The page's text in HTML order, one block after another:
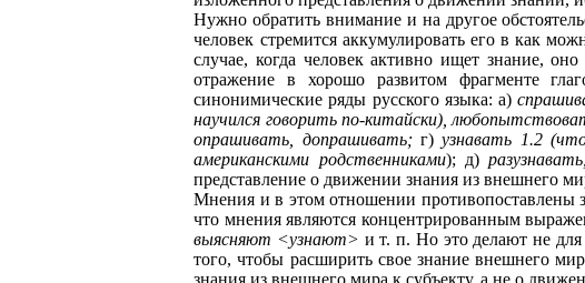
Нужно обратить внимание и на другое
человек стремится аккумулировать его в как
случае, когда человек активно ищет знание,
отражение в хорошо развитом фрагменте
синонимические ряды русского языка: а)
научился говорить по-китайски),
опрашивать, допрашивать;г)узнавать 1.2
американскими родственниками); д)
представление о движении знания из внешнего
Мнения и в этом отношении противопоставлены
что мнения являются концентрированным
выясняют <узнают> и т. п. Но это делают не
того, чтобы расширить свое знание внешнего